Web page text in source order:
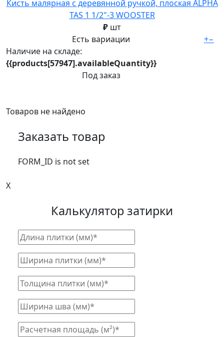
Кисть малярная с деревянной ручкой, плоская ALPHA
TAS 1 1/2"-3 WOOSTER
₽ шт
Есть вариации
Наличие на складе:
{{products[57947].availableQuantity}}
Под заказ
+−
Товаров не найдено
Заказать товар
FORM_ID is not set
X
Калькулятор затирки